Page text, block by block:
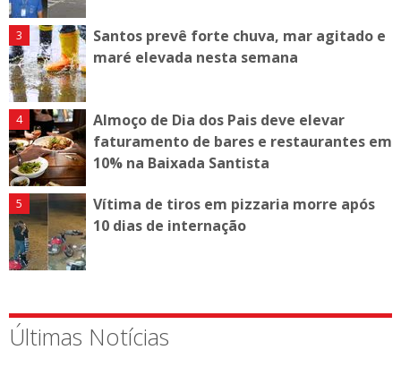
Santos prevê forte chuva, mar agitado e
maré elevada nesta semana
Almoço de Dia dos Pais deve elevar
faturamento de bares e restaurantes em
10% na Baixada Santista
Vítima de tiros em pizzaria morre após
10 dias de internação
Últimas Notícias